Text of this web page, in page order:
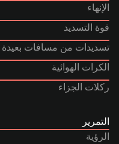
الإنهاء
قوة التسديد
تسديدات من مسافات بعيدة
الكرات الهوائية
ركلات الجزاء
التمرير
الرؤية